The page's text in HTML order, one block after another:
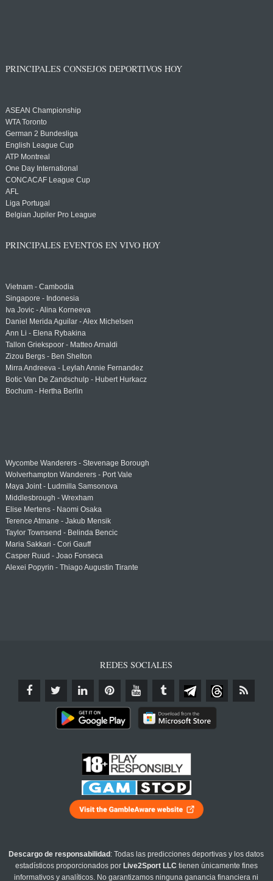
PRINCIPALES CONSEJOS DEPORTIVOS HOY
ASEAN Championship
WTA Toronto
German 2 Bundesliga
English League Cup
ATP Montreal
One Day International
CONCACAF League Cup
AFL
Liga Portugal
Belgian Jupiler Pro League
PRINCIPALES EVENTOS EN VIVO HOY
Vietnam - Cambodia
Singapore - Indonesia
Iva Jovic - Alina Korneeva
Daniel Merida Aguilar - Alex Michelsen
Ann Li - Elena Rybakina
Tallon Griekspoor - Matteo Arnaldi
Zizou Bergs - Ben Shelton
Mirra Andreeva - Leylah Annie Fernandez
Botic Van De Zandschulp - Hubert Hurkacz
Bochum - Hertha Berlin
Wycombe Wanderers - Stevenage Borough
Wolverhampton Wanderers - Port Vale
Maya Joint - Ludmilla Samsonova
Middlesbrough - Wrexham
Elise Mertens - Naomi Osaka
Terence Atmane - Jakub Mensik
Taylor Townsend - Belinda Bencic
Maria Sakkari - Cori Gauff
Casper Ruud - Joao Fonseca
Alexei Popyrin - Thiago Augustin Tirante
REDES SOCIALES
Descargo de responsabilidad : Todas las predicciones deportivas y los datos
estadísticos proporcionados por Live2Sport LLC tienen únicamente fines
informativos y analíticos. No garantizamos ninguna ganancia financiera ni